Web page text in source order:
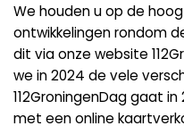
We houden u op de
ontwikkelingen rondom
dit via onze website
we in 2024 de vele
112GroningenDag gaat
met een online